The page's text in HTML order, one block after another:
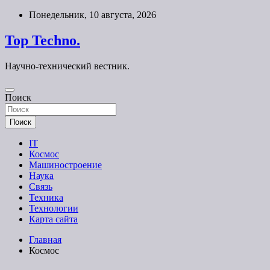
Перейти
содержимому
Понедельник, 10 августа, 2026
Top Techno.
Научно-технический вестник.
Поиск
Поиск
IT
Космос
Машиностроение
Наука
Связь
Техника
Технологии
Карта сайта
Главная
Космос